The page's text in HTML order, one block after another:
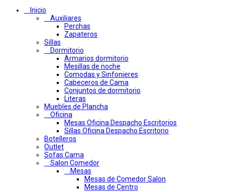
Inicio
Auxiliares
Perchas
Zapateros
Sillas
Dormitorio
Armarios dormitorio
Mesillas de noche
Comodas y Sinfonieres
Cabeceros de Cama
Conjuntos de dormitorio
Literas
Muebles de Plancha
Oficina
Mesas Oficina Despacho Escritorios
Sillas Oficina Despacho Escritorio
Botelleros
Outlet
Sofas Cama
Salon Comedor
Mesas
Mesas de Comedor Salon
Mesas de Centro